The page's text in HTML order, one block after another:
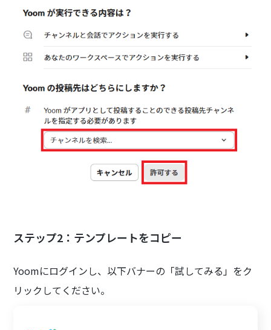
ステップ2：テンプレートをコピー
Yoomにログインし、以下バナーの「試してみる」をク
リックしてください。